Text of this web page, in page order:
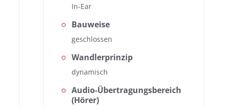
In-Ear
Bauweise
geschlossen
Wandlerprinzip
dynamisch
Audio-Übertragungsbereich
(Hörer)